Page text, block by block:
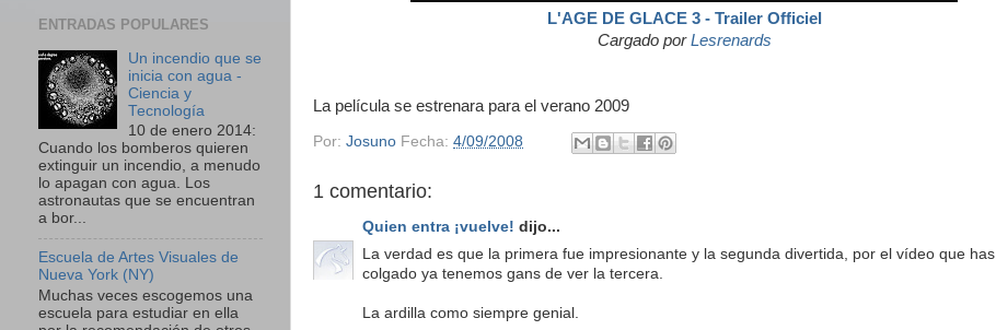
L'AGE DE GLACE 3 - Trailer Officiel
Cargado porLesrenards
La película se estrenara para el verano 2009
Por: Josuno Fecha: 4/09/2008
1 comentario:
Quien entra ¡vuelve! dijo...
La verdad es que la primera fue impresionante y la segunda divertida, por el vídeo que has
colgado ya tenemos gans de ver la tercera.
La ardilla como siempre genial.
ENTRADAS POPULARES
Un incendio que se
inicia con agua -
Ciencia y
Tecnología
10 de enero 2014:
Cuando los bomberos quieren
extinguir un incendio, a menudo
lo apagan con agua. Los
astronautas que se encuentran
a bor...
Escuela de Artes Visuales de
Nueva York (NY)
Muchas veces escogemos una
escuela para estudiar en ella